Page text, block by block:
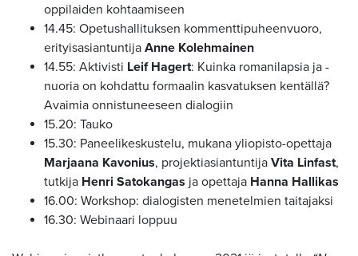
oppilaiden kohtaamiseen
14.45: Opetushallituksen kommenttipuheenvuoro,
erityisasiantuntija Anne Kolehmainen
14.55: Aktivisti Leif Hagert: Kuinka romanilapsia ja -
nuoria on kohdattu formaalin kasvatuksen kentällä?
Avaimia onnistuneeseen dialogiin
15.20: Tauko
15.30: Paneelikeskustelu, mukana yliopisto-opettaja
Marjaana Kavonius, projektiasiantuntija Vita Linfast,
tutkija Henri Satokangas ja opettaja Hanna Hallikas
16.00: Workshop: dialogisten menetelmien taitajaksi
16.30: Webinaari loppuu